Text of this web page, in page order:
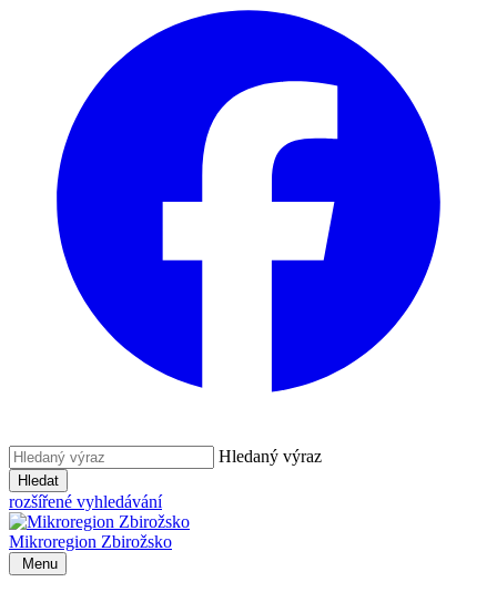
Hledaný výraz
Hledat
rozšířené vyhledávání
Mikroregion Zbirožsko
Menu